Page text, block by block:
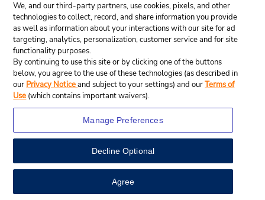
View Map
© Budget Rent A Car System, Inc., 2025.
We, and our third-party partners, use cookies, pixels, and other
technologies to collect, record, and share information you provide
as well as information about your interactions with our site for ad
targeting, analytics, personalization, customer service and for site
functionality purposes.
By continuing to use this site or by clicking one of the buttons
below, you agree to the use of these technologies (as described in
our Privacy Noticeand subject to your settings) and ourTerms of
Use (which contains important waivers).
Manage Preferences
Decline Optional
Agree